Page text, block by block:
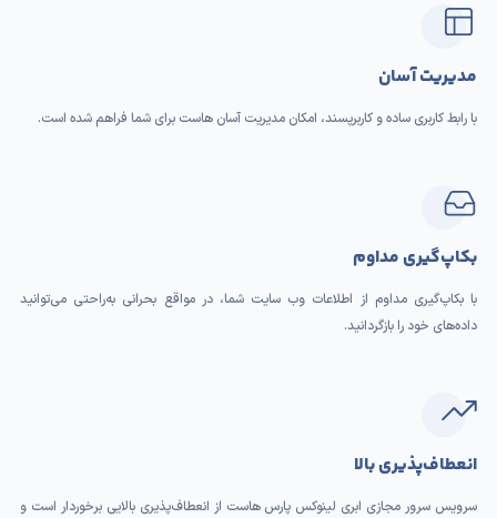
مدیریت آسان
با رابط کاربری ساده و کاربرپسند، امکان مدیریت آسان هاست برای شما فراهم شده است.
بکاپ‌گیری مداوم
با بکاپ‌گیری مداوم از اطلاعات وب سایت شما، در مواقع بحرانی به‌راحتی می‌توانید
داده‌های خود را بازگردانید.
انعطاف‌پذیری بالا
سرویس سرور مجازی ابری لینوکس پارس هاست از انعطاف‌پذیری بالایی برخوردار است و